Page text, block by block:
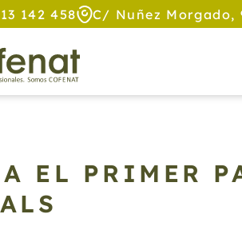
142 458 C/ Nuñez Morgado,
EL PRIMER